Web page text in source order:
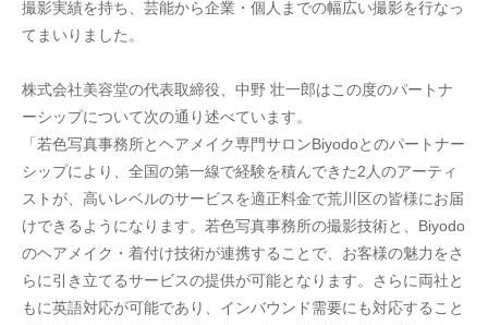
撮影実績を持ち、芸能から企業・個人までの幅広い撮影を行なっ
てまいりました。
株式会社美容堂の代表取締役、中野 壮一郎はこの度のパートナ
ーシップについて次の通り述べています。
「若色写真事務所とヘアメイク専門サロンBiyodoとのパートナー
シップにより、全国の第一線で経験を積んできた2人のアーティ
ストが、高いレベルのサービスを適正料金で荒川区の皆様にお届
けできるようになります。若色写真事務所の撮影技術と、Biyodo
のヘアメイク・着付け技術が連携することで、お客様の魅力をさ
らに引き立てるサービスの提供が可能となります。さらに両社と
もに英語対応が可能であり、インバウンド需要にも対応すること